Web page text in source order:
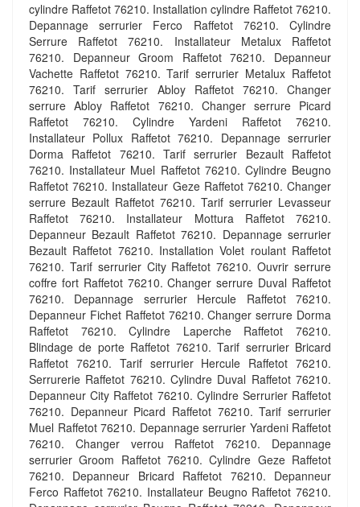
cylindre Raffetot 76210. Installation cylindre Raffetot 76210.
Depannage serrurier Ferco Raffetot 76210. Cylindre
Serrure Raffetot 76210. Installateur Metalux Raffetot
76210. Depanneur Groom Raffetot 76210. Depanneur
Vachette Raffetot 76210. Tarif serrurier Metalux Raffetot
76210. Tarif serrurier Abloy Raffetot 76210. Changer
serrure Abloy Raffetot 76210. Changer serrure Picard
Raffetot 76210. Cylindre Yardeni Raffetot 76210.
Installateur Pollux Raffetot 76210. Depannage serrurier
Dorma Raffetot 76210. Tarif serrurier Bezault Raffetot
76210. Installateur Muel Raffetot 76210. Cylindre Beugno
Raffetot 76210. Installateur Geze Raffetot 76210. Changer
serrure Bezault Raffetot 76210. Tarif serrurier Levasseur
Raffetot 76210. Installateur Mottura Raffetot 76210.
Depanneur Bezault Raffetot 76210. Depannage serrurier
Bezault Raffetot 76210. Installation Volet roulant Raffetot
76210. Tarif serrurier City Raffetot 76210. Ouvrir serrure
coffre fort Raffetot 76210. Changer serrure Duval Raffetot
76210. Depannage serrurier Hercule Raffetot 76210.
Depanneur Fichet Raffetot 76210. Changer serrure Dorma
Raffetot 76210. Cylindre Laperche Raffetot 76210.
Blindage de porte Raffetot 76210. Tarif serrurier Bricard
Raffetot 76210. Tarif serrurier Hercule Raffetot 76210.
Serrurerie Raffetot 76210. Cylindre Duval Raffetot 76210.
Depanneur City Raffetot 76210. Cylindre Serrurier Raffetot
76210. Depanneur Picard Raffetot 76210. Tarif serrurier
Muel Raffetot 76210. Depannage serrurier Yardeni Raffetot
76210. Changer verrou Raffetot 76210. Depannage
serrurier Groom Raffetot 76210. Cylindre Geze Raffetot
76210. Depanneur Bricard Raffetot 76210. Depanneur
Ferco Raffetot 76210. Installateur Beugno Raffetot 76210.